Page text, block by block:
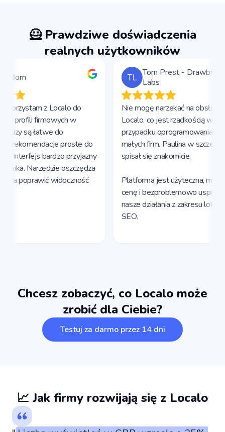
🦸 Prawdziwe doświadczenia
realnych użytkowników
Chcesz zobaczyć, co Localo może
zrobić dla Ciebie?
Testuj za darmo przez 14 dni
📈 Jak firmy rozwijają się z Localo